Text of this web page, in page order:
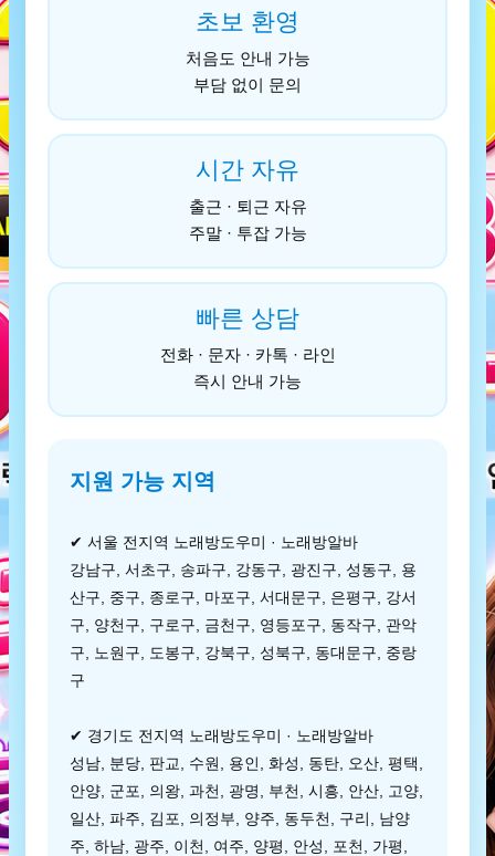
초보 환영
처음도 안내 가능
부담 없이 문의
시간 자유
출근 · 퇴근 자유
주말 · 투잡 가능
빠른 상담
전화 · 문자 · 카톡 · 라인
즉시 안내 가능
지원 가능 지역
✔ 서울 전지역 노래방도우미 · 노래방알바
강남구, 서초구, 송파구, 강동구, 광진구, 성동구, 용
산구, 중구, 종로구, 마포구, 서대문구, 은평구, 강서
구, 양천구, 구로구, 금천구, 영등포구, 동작구, 관악
구, 노원구, 도봉구, 강북구, 성북구, 동대문구, 중랑
구
✔ 경기도 전지역 노래방도우미 · 노래방알바
성남, 분당, 판교, 수원, 용인, 화성, 동탄, 오산, 평택,
안양, 군포, 의왕, 과천, 광명, 부천, 시흥, 안산, 고양,
일산, 파주, 김포, 의정부, 양주, 동두천, 구리, 남양
주, 하남, 광주, 이천, 여주, 양평, 안성, 포천, 가평,